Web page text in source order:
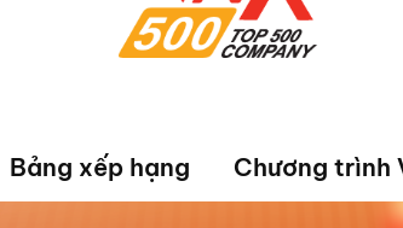
Bảng xếp hạng Chương trình